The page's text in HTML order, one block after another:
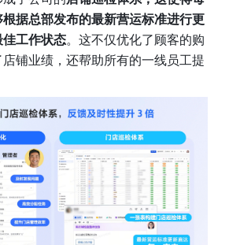
据总部发布的最新营运标准进行更
工作状态。这不仅优化了顾客的购
铺业绩，还帮助所有的一线员工提